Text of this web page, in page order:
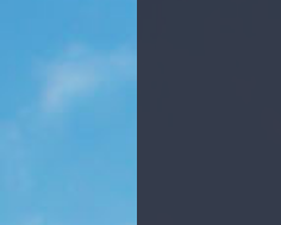
Spor